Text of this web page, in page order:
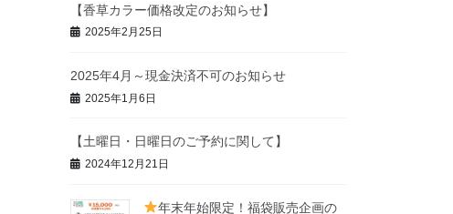
【香草カラー価格改定のお知らせ】
2025年2月25日
2025年4月～現金決済不可のお知らせ
2025年1月6日
【土曜日・日曜日のご予約に関して】
2024年12月21日
年末年始限定！福袋販売企画の